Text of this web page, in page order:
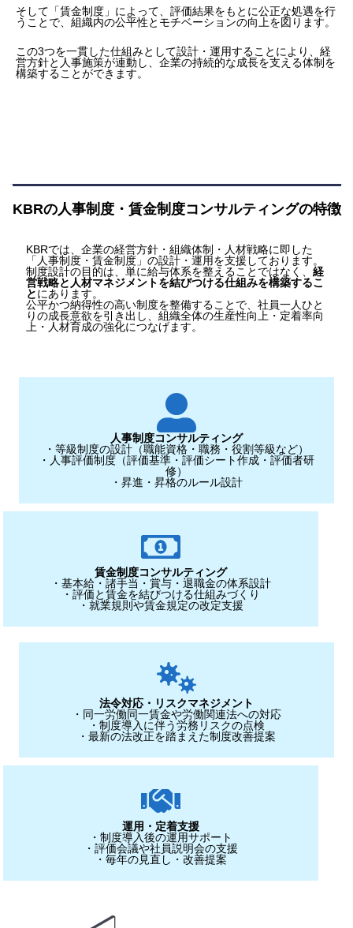
そして「賃金制度」によって、評価結果をもとに公正な処遇を行
うことで、組織内の公平性とモチベーションの向上を図ります。
この3つを一貫した仕組みとして設計・運用することにより、経
営方針と人事施策が連動し、企業の持続的な成長を支える体制を
構築することができます。
KBRの人事制度・賃金制度コンサルティングの特徴
KBRでは、企業の経営方針・組織体制・人材戦略に即した
「人事制度・賃金制度」の設計・運用を支援しております。
制度設計の目的は、単に給与体系を整えることではなく、 経
営戦略と人材マネジメントを結びつける仕組みを構築するこ
とにあります。
公平かつ納得性の高い制度を整備することで、社員一人ひと
りの成長意欲を引き出し、組織全体の生産性向上・定着率向
上・人材育成の強化につなげます。
人事制度コンサルティング
・等級制度の設計（職能資格・職務・役割等級など）
・人事評価制度（評価基準・評価シート作成・評価者研
修）
・昇進・昇格のルール設計
賃金制度コンサルティング
・基本給・諸手当・賞与・退職金の体系設計
・評価と賃金を結びつける仕組みづくり
・就業規則や賃金規定の改定支援
法令対応・リスクマネジメント
・同一労働同一賃金や労働関連法への対応
・制度導入に伴う労務リスクの点検
・最新の法改正を踏まえた制度改善提案
運用・定着支援
・制度導入後の運用サポート
・評価会議や社員説明会の支援
・毎年の見直し・改善提案